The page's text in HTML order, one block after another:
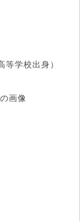
等学校出身）